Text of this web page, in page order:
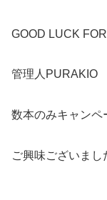
GOOD LUCK
管理人PURAKIO
数本のみキャンペ
ご興味ございまし